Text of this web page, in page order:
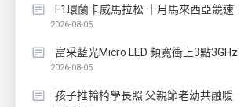
F1環蘭卡威馬拉松 十月馬來西亞競速
2026-08-05
富采藍光Micro LED 頻寬衝上3點3GHz
2026-08-05
孩子推輪椅學長照 父親節老幼共融暖